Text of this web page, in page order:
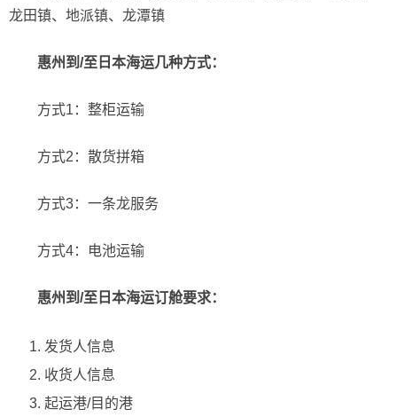
龙田镇、地派镇、龙潭镇
惠州 到/至 日本海运几种方式：
方式1：整柜运输
方式2：散货拼箱
方式3：一条龙服务
方式4：电池运输
惠州 到/至 日本海运订舱要求：
发货人信息
收货人信息
起运港/目的港